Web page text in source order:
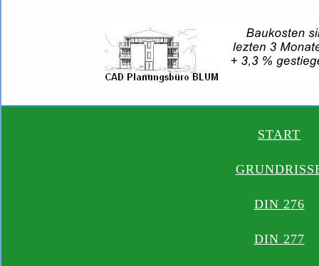
START
DIN 276
DIN 277